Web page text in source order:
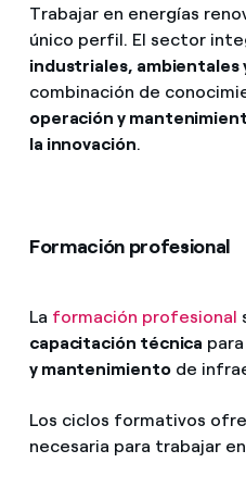
Trabajar en energías
único perfil. El sector
industriales, ambientales
combinación de
operación y
la innovación.
Formación profesional
La formación profesional
capacitación técnica
y mantenimientode
Los ciclos formativos
necesaria para trabajar